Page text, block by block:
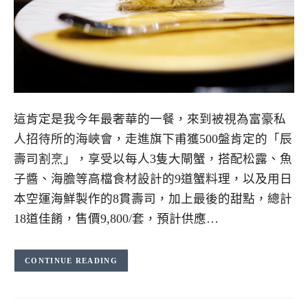
這肯定是我今年最奢華的一餐，來到被視為富豪私
人招待所的海峽會，走進旗下甫獲500盤肯定的「辰
壽司割烹」，享受以每人3隻大閘蟹，搭配松露、魚
子醬、海膽等高檔食材設計的9道蟹料理，以及用日
本空運海鮮製作的8貫壽司，加上最後的甜點，總計
18道佳餚，售價9,800/套，預計供應…
CONTINUE READING